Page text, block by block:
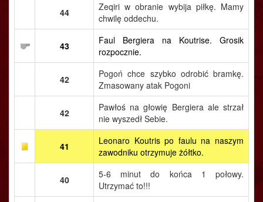
44
Zeqiri w obranie wybija piłkę. Mamy
chwilę oddechu.
43
Faul Bergiera na Koutrise. Grosik
rozpocznie.
42
Pogoń chce szybko odrobić bramkę.
Zmasowany atak Pogoni
42
Pawłoś na głowię Bergiera ale strzał
nie wyszedł Sebie.
41
Leonaro Koutris po faulu na naszym
zawodniku otrzymuje żółtko.
40
5-6 minut do końca 1 połowy.
Utrzymać to!!!